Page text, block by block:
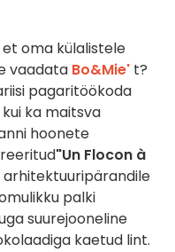
et oma külalistele
vaadata Bo&Mie' t?
pagaritöökoda
ka maitsva
hoonete
"Un Flocon à
arhitektuuripärandile
palki
suurejooneline
kaetud lint.